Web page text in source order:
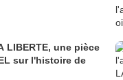
LIBERTE, une pièce
sur l'histoire de